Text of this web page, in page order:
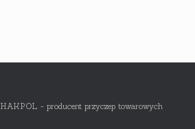
HAKPOL - producent przyczep towarowych